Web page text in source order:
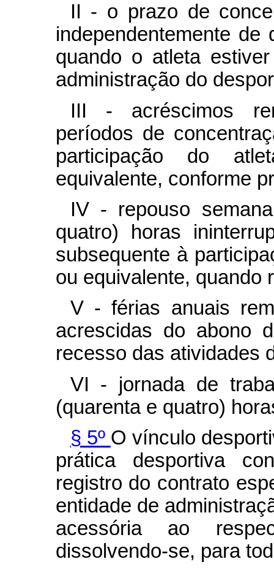
II - o prazo de
independentemente de
quando o atleta
administração do
III - acréscimos
períodos de
participação do
equivalente, conforme
IV - repouso
quatro) horas
subsequente à
ou equivalente, quando
V - férias anuais
acrescidas do abono
recesso das atividades
VI - jornada de
(quarenta e quatro)
§ 5º O vínculo
prática desportiva
registro do contrato
entidade de
acessória ao
dissolvendo-se, para